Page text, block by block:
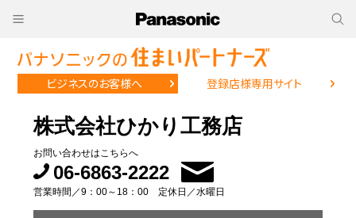
ビジネスのお客様へ 登録店様専用サイト
株式会社ひかり工務店
お問い合わせはこちらへ
06-6863-2222
営業時間／9：00～18：00 定休日／水曜日